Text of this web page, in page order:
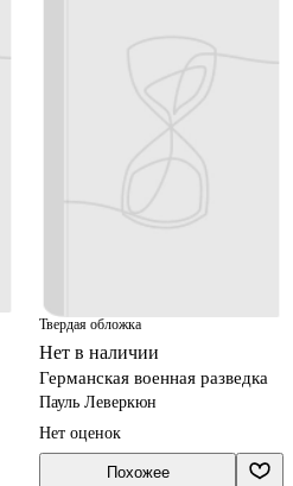
Твердая обложка
Нет в наличии
Германская военная разведка
Пауль Леверкюн
Нет оценок
Похожее